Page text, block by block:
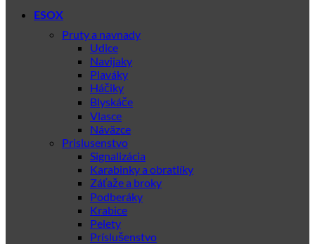
ESOX
Pruty a navnady
Udice
Navijaky
Plaváky
Háčiky
Blyskáče
Vlasce
Náväzce
Prislusenstvo
Signalizácia
Karabinky a obratlíky
Záťaže a broky
Podberáky
Krabice
Pelety
Príslušenstvo